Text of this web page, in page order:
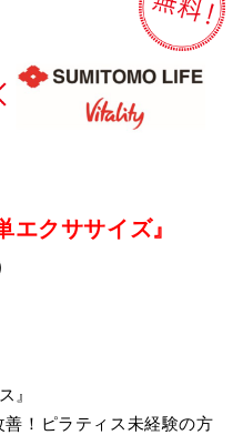
エクササイズ』
』
！ピラティス未経験の方